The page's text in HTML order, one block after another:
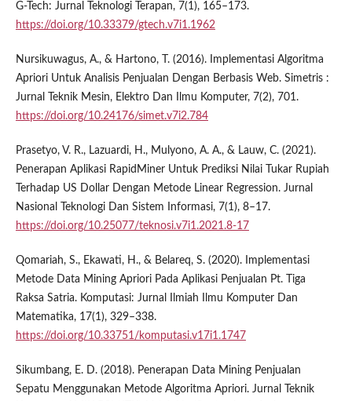
G-Tech: Jurnal Teknologi Terapan, 7(1), 165–173.
https://doi.org/10.33379/gtech.v7i1.1962
Nursikuwagus, A., & Hartono, T. (2016). Implementasi Algoritma
Apriori Untuk Analisis Penjualan Dengan Berbasis Web. Simetris :
Jurnal Teknik Mesin, Elektro Dan Ilmu Komputer, 7(2), 701.
https://doi.org/10.24176/simet.v7i2.784
Prasetyo, V. R., Lazuardi, H., Mulyono, A. A., & Lauw, C. (2021).
Penerapan Aplikasi RapidMiner Untuk Prediksi Nilai Tukar Rupiah
Terhadap US Dollar Dengan Metode Linear Regression. Jurnal
Nasional Teknologi Dan Sistem Informasi, 7(1), 8–17.
https://doi.org/10.25077/teknosi.v7i1.2021.8-17
Qomariah, S., Ekawati, H., & Belareq, S. (2020). Implementasi
Metode Data Mining Apriori Pada Aplikasi Penjualan Pt. Tiga
Raksa Satria. Komputasi: Jurnal Ilmiah Ilmu Komputer Dan
Matematika, 17(1), 329–338.
https://doi.org/10.33751/komputasi.v17i1.1747
Sikumbang, E. D. (2018). Penerapan Data Mining Penjualan
Sepatu Menggunakan Metode Algoritma Apriori. Jurnal Teknik